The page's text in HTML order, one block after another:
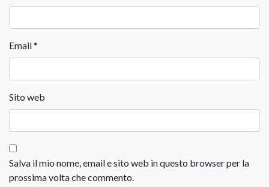
Email*
Sito web
Salva il mio nome, email e sito web in questo browser per la
prossima volta che commento.